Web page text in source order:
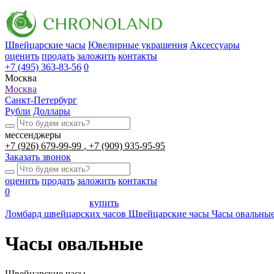
Швейцарские часы Ювелирные украшения Аксессуары
оценить продать заложить контакты
+7 (495) 363-83-56 0
Москва
Москва
Санкт-Петербург
Рубли Доллары
мессенджеры
+7 (926) 679-99-99
+7 (909) 935-95-95
Заказать звонок
оценить продать заложить контакты
0
купить
Ломбард швейцарских часов Швейцарские часы Часы
Часы овальные